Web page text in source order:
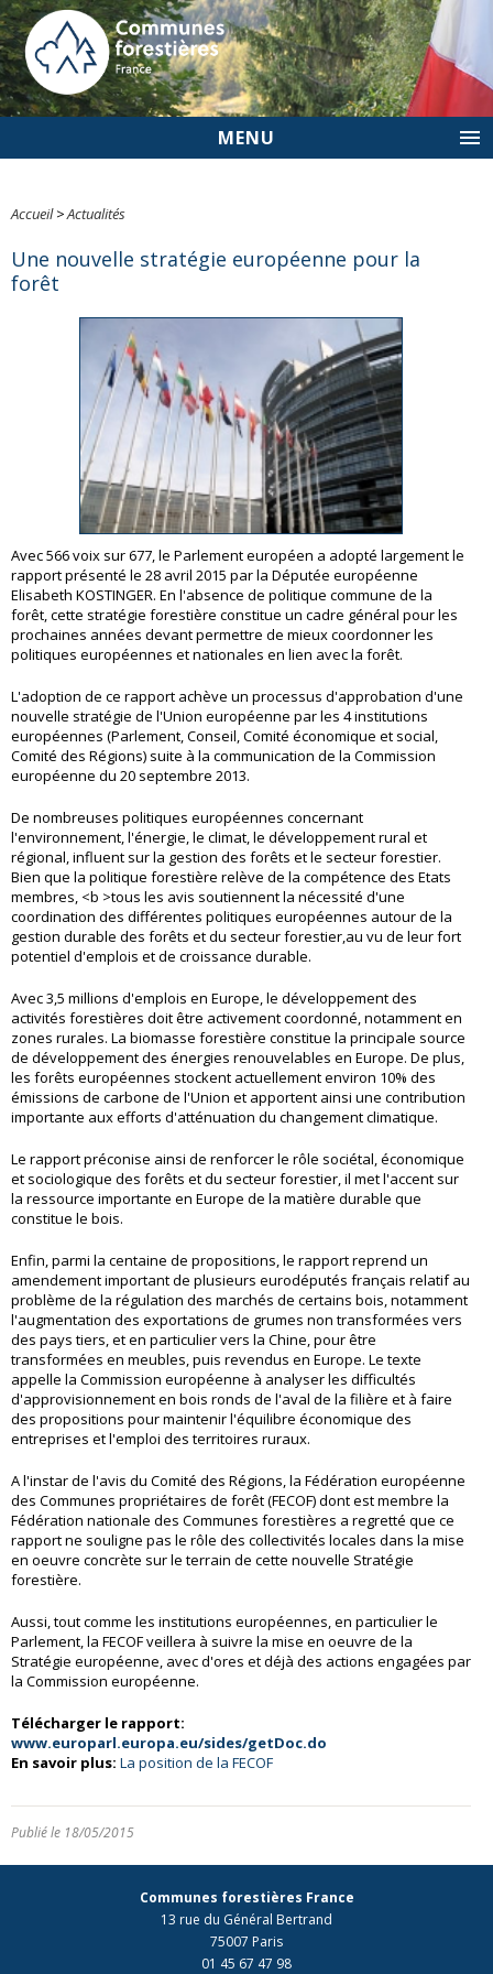
MENU
Accueil>Actualités
Une nouvelle stratégie européenne pour la
forêt
Avec 566 voix sur 677, le Parlement européen a adopté largement le
rapport présenté le 28 avril 2015 par la Députée européenne
Elisabeth KOSTINGER. En l'absence de politique commune de la
forêt, cette stratégie forestière constitue un cadre général pour les
prochaines années devant permettre de mieux coordonner les
politiques européennes et nationales en lien avec la forêt.
L'adoption de ce rapport achève un processus d'approbation d'une
nouvelle stratégie de l'Union européenne par les 4 institutions
européennes (Parlement, Conseil, Comité économique et social,
Comité des Régions) suite à la communication de la Commission
européenne du 20 septembre 2013.
De nombreuses politiques européennes concernant
l'environnement, l'énergie, le climat, le développement rural et
régional, influent sur la gestion des forêts et le secteur forestier.
Bien que la politique forestière relève de la compétence des Etats
membres, <b >tous les avis soutiennent la nécessité d'une
coordination des différentes politiques européennes autour de la
gestion durable des forêts et du secteur forestier,au vu de leur fort
potentiel d'emplois et de croissance durable.
Avec 3,5 millions d'emplois en Europe, le développement des
activités forestières doit être activement coordonné, notamment en
zones rurales. La biomasse forestière constitue la principale source
de développement des énergies renouvelables en Europe. De plus,
les forêts européennes stockent actuellement environ 10% des
émissions de carbone de l'Union et apportent ainsi une contribution
importante aux efforts d'atténuation du changement climatique.
Le rapport préconise ainsi de renforcer le rôle sociétal, économique
et sociologique des forêts et du secteur forestier, il met l'accent sur
la ressource importante en Europe de la matière durable que
constitue le bois.
Enfin, parmi la centaine de propositions, le rapport reprend un
amendement important de plusieurs eurodéputés français relatif au
problème de la régulation des marchés de certains bois, notamment
l'augmentation des exportations de grumes non transformées vers
des pays tiers, et en particulier vers la Chine, pour être
transformées en meubles, puis revendus en Europe. Le texte
appelle la Commission européenne à analyser les difficultés
d'approvisionnement en bois ronds de l'aval de la filière et à faire
des propositions pour maintenir l'équilibre économique des
entreprises et l'emploi des territoires ruraux.
A l'instar de l'avis du Comité des Régions, la Fédération européenne
des Communes propriétaires de forêt (FECOF) dont est membre la
Fédération nationale des Communes forestières a regretté que ce
rapport ne souligne pas le rôle des collectivités locales dans la mise
en oeuvre concrète sur le terrain de cette nouvelle Stratégie
forestière.
Aussi, tout comme les institutions européennes, en particulier le
Parlement, la FECOF veillera à suivre la mise en oeuvre de la
Stratégie européenne, avec d'ores et déjà des actions engagées par
la Commission européenne.
Télécharger le rapport:
www.europarl.europa.eu/sides/getDoc.do
En savoir plus: La position de la FECOF
Publié le 18/05/2015
Communes forestières France
13 rue du Général Bertrand
75007 Paris
01 45 67 47 98